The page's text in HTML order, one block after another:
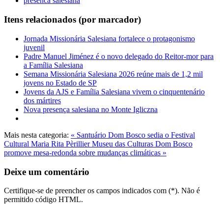
Itens relacionados (por marcador)
Jornada Missionária Salesiana fortalece o protagonismo
juvenil
Padre Manuel Jiménez é o novo delegado do Reitor-mor para
a Família Salesiana
Semana Missionária Salesiana 2026 reúne mais de 1,2 mil
jovens no Estado de SP
Jovens da AJS e Família Salesiana vivem o cinquentenário
dos mártires
Nova presença salesiana no Monte Igliczna
Mais nesta categoria: « Santuário Dom Bosco sedia o Festival
Cultural Maria Rita PèrillierMuseu das Culturas Dom Bosco
promove mesa-redonda sobre mudanças climáticas »
Deixe um comentário
Certifique-se de preencher os campos indicados com (*). Não é
permitido código HTML.